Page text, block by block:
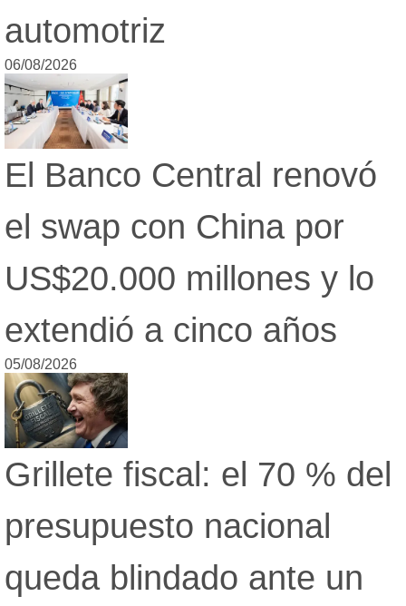
automotriz
06/08/2026
El Banco Central renovó
el swap con China por
US$20.000 millones y lo
extendió a cinco años
05/08/2026
Grillete fiscal: el 70 % del
presupuesto nacional
queda blindado ante un